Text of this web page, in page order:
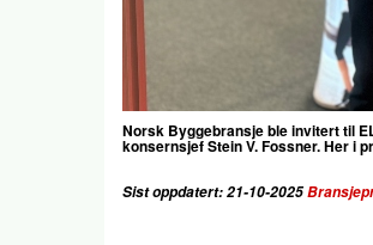
Norsk Byggebransje ble invitert til
konsernsjef Stein V. Fossner. Her i
Sist oppdatert: 21-10-2025